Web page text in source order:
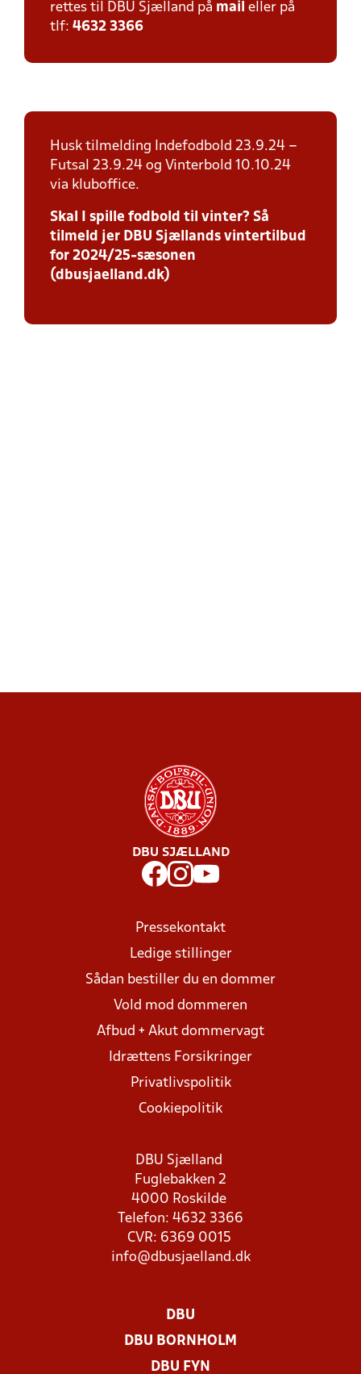
rettes til DBU Sjælland på mail eller på
tlf: 4632 3366
Husk tilmelding Indefodbold 23.9.24 –
Futsal 23.9.24 og Vinterbold 10.10.24
via kluboffice.
Skal I spille fodbold til vinter? Så
tilmeld jer DBU Sjællands vintertilbud
for 2024/25-sæsonen
(dbusjaelland.dk)
DBU SJÆLLAND
Pressekontakt
Ledige stillinger
Sådan bestiller du en dommer
Vold mod dommeren
Afbud + Akut dommervagt
Idrættens Forsikringer
Privatlivspolitik
Cookiepolitik
DBU Sjælland
Fuglebakken 2
4000 Roskilde
Telefon: 4632 3366
CVR: 6369 0015
info@dbusjaelland.dk
DBU
DBU BORNHOLM
DBU FYN